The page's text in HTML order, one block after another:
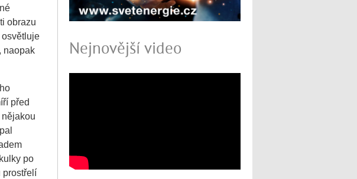
obrazu
osvětluje
naopak
před
po
prostřelí
Nejnovější video